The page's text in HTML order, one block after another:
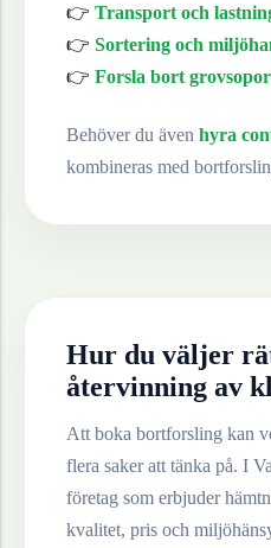
👉 Transport och
👉 Sortering och
👉 Forsla bort
Behöver du även hyra
kombineras med
Hur du väljer
återvinning av
Att boka bortforsling kan
flera saker att tänka på. I
företag som erbjuder
kvalitet, pris och